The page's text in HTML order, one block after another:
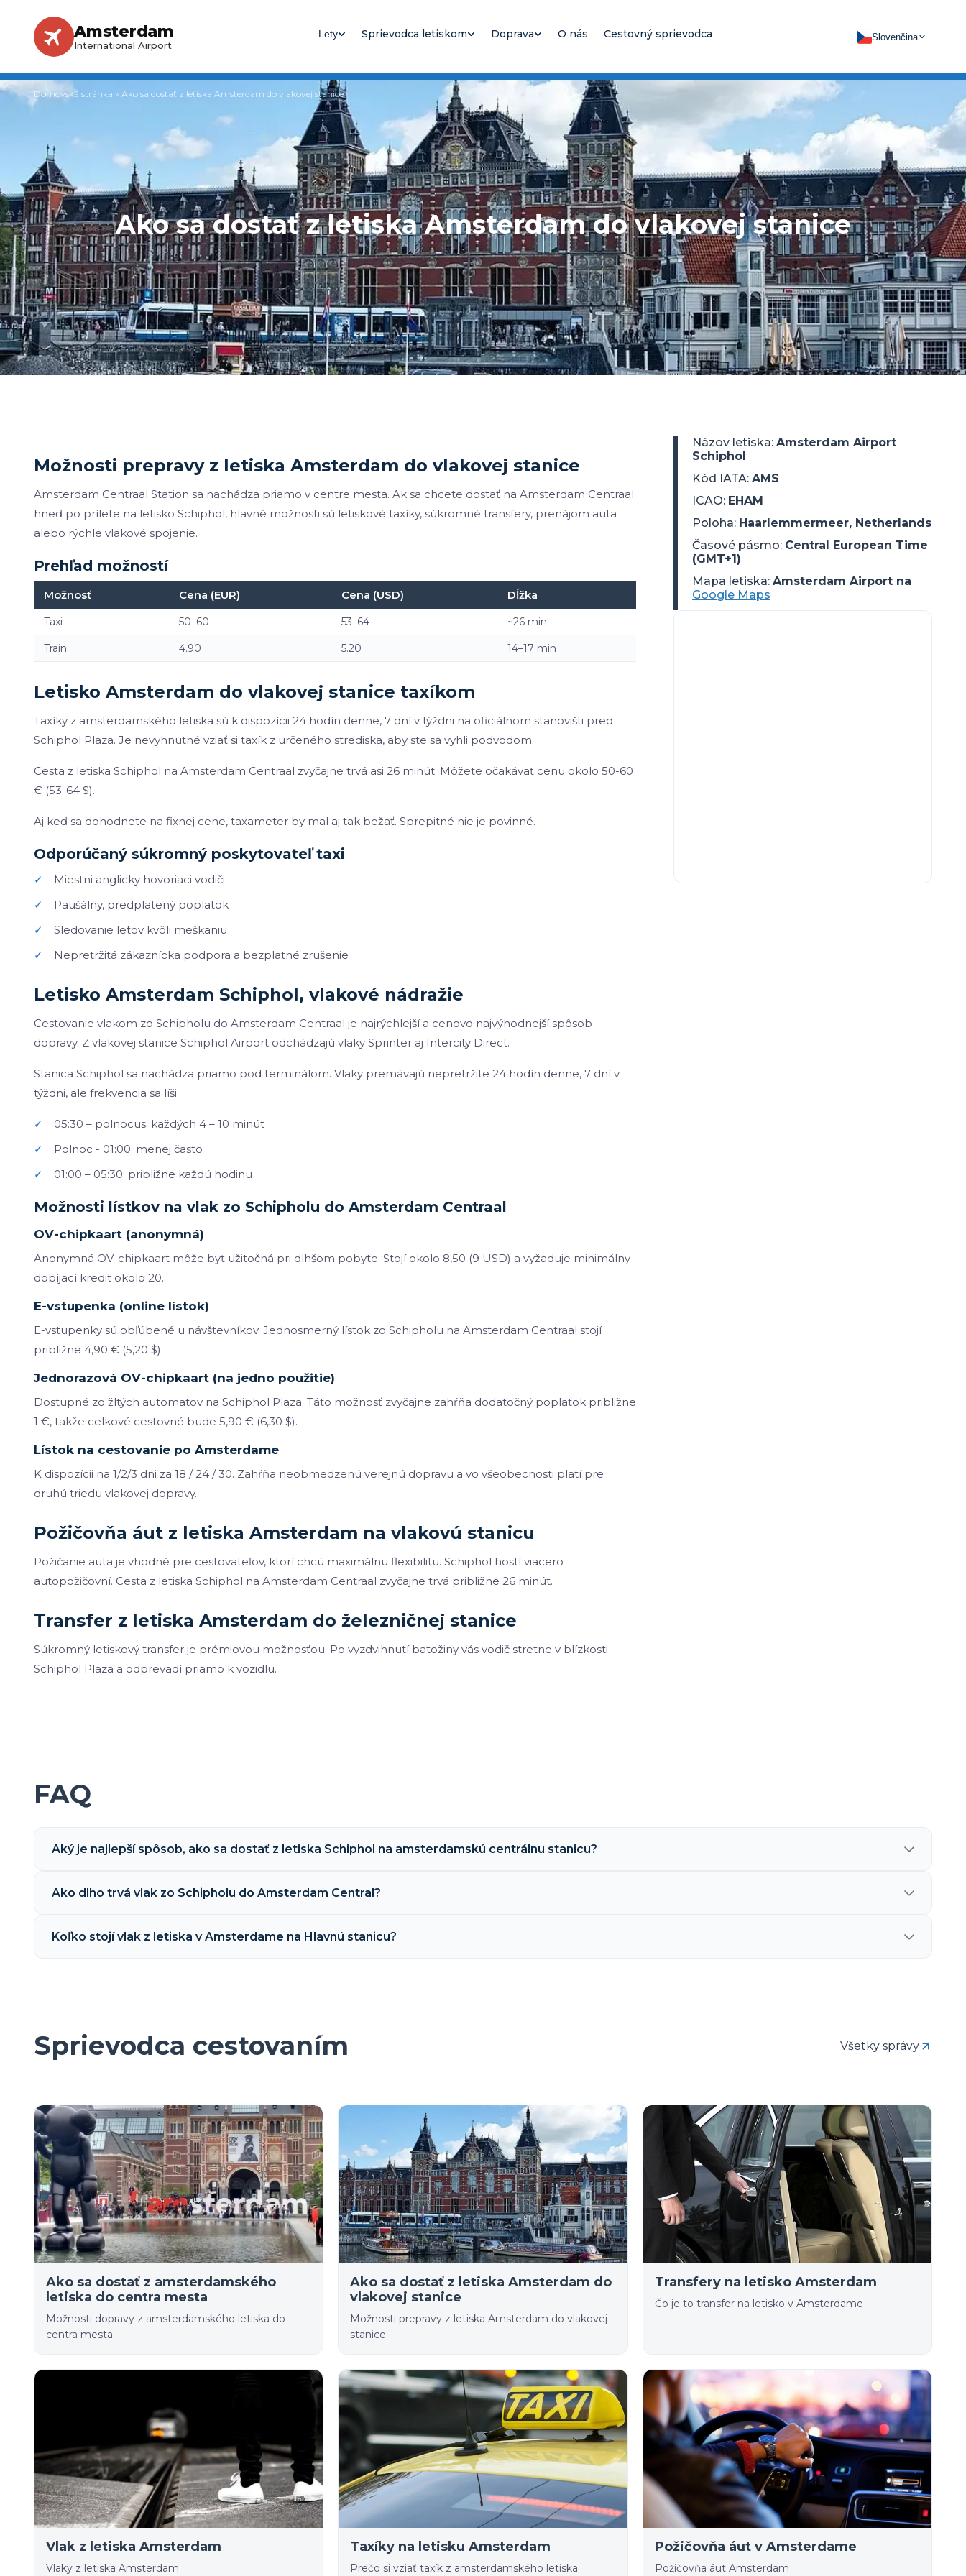
Amsterdam
International Airport
Lety Sprievodca letiskom Doprava O nás Cestovný sprievodca Slovenčina
Domovská stránka » Ako sa dostať z letiska Amsterdam do vlakovej stanice
Ako sa dostať z letiska Amsterdam do vlakovej stanice
Možnosti prepravy z letiska Amsterdam do vlakovej stanice
Amsterdam Centraal Station sa nachádza priamo v centre mesta. Ak sa chcete dostať na Amsterdam Centraal
hneď po prílete na letisko Schiphol, hlavné možnosti sú letiskové taxíky, súkromné transfery, prenájom auta
alebo rýchle vlakové spojenie.
Prehľad možností
Možnosť Cena (EUR) Cena (USD) Dĺžka
Taxi 50–60 53–64 ~26 min
Train 4.90 5.20 14–17 min
Letisko Amsterdam do vlakovej stanice taxíkom
Taxíky z amsterdamského letiska sú k dispozícii 24 hodín denne, 7 dní v týždni na oficiálnom stanovišti pred
Schiphol Plaza. Je nevyhnutné vziať si taxík z určeného strediska, aby ste sa vyhli podvodom.
Cesta z letiska Schiphol na Amsterdam Centraal zvyčajne trvá asi 26 minút. Môžete očakávať cenu okolo 50-60
€ (53-64 $).
Aj keď sa dohodnete na fixnej cene, taxameter by mal aj tak bežať. Sprepitné nie je povinné.
Odporúčaný súkromný poskytovateľ taxi
✓
Miestni anglicky hovoriaci vodiči
✓
Paušálny, predplatený poplatok
✓
Sledovanie letov kvôli meškaniu
✓
Nepretržitá zákaznícka podpora a bezplatné zrušenie
Letisko Amsterdam Schiphol, vlakové nádražie
Cestovanie vlakom zo Schipholu do Amsterdam Centraal je najrýchlejší a cenovo najvýhodnejší spôsob
dopravy. Z vlakovej stanice Schiphol Airport odchádzajú vlaky Sprinter aj Intercity Direct.
Stanica Schiphol sa nachádza priamo pod terminálom. Vlaky premávajú nepretržite 24 hodín denne, 7 dní v
týždni, ale frekvencia sa líši.
✓
05:30 – polnocus: každých 4 – 10 minút
✓
Polnoc - 01:00: menej často
✓
01:00 – 05:30: približne každú hodinu
Možnosti lístkov na vlak zo Schipholu do Amsterdam Centraal
OV-chipkaart (anonymná)
Anonymná OV-chipkaart môže byť užitočná pri dlhšom pobyte. Stojí okolo 8,50 (9 USD) a vyžaduje minimálny
dobíjací kredit okolo 20.
E-vstupenka (online lístok)
E-vstupenky sú obľúbené u návštevníkov. Jednosmerný lístok zo Schipholu na Amsterdam Centraal stojí
približne 4,90 € (5,20 $).
Jednorazová OV-chipkaart (na jedno použitie)
Dostupné zo žltých automatov na Schiphol Plaza. Táto možnosť zvyčajne zahŕňa dodatočný poplatok približne
1 €, takže celkové cestovné bude 5,90 € (6,30 $).
Lístok na cestovanie po Amsterdame
K dispozícii na 1/2/3 dni za 18 / 24 / 30. Zahŕňa neobmedzenú verejnú dopravu a vo všeobecnosti platí pre
druhú triedu vlakovej dopravy.
Požičovňa áut z letiska Amsterdam na vlakovú stanicu
Požičanie auta je vhodné pre cestovateľov, ktorí chcú maximálnu flexibilitu. Schiphol hostí viacero
autopožičovní. Cesta z letiska Schiphol na Amsterdam Centraal zvyčajne trvá približne 26 minút.
Transfer z letiska Amsterdam do železničnej stanice
Súkromný letiskový transfer je prémiovou možnosťou. Po vyzdvihnutí batožiny vás vodič stretne v blízkosti
Schiphol Plaza a odprevadí priamo k vozidlu.
Názov letiska: Amsterdam Airport
Schiphol
Kód IATA: AMS
ICAO: EHAM
Poloha: Haarlemmermeer, Netherlands
Časové pásmo: Central European Time
(GMT+1)
Mapa letiska: Amsterdam Airport na
Google Maps
FAQ
Aký je najlepší spôsob, ako sa dostať z letiska Schiphol na amsterdamskú centrálnu stanicu?
Ako dlho trvá vlak zo Schipholu do Amsterdam Central?
Koľko stojí vlak z letiska v Amsterdame na Hlavnú stanicu?
Sprievodca cestovaním Všetky správy
Ako sa dostať z amsterdamského
letiska do centra mesta
Možnosti dopravy z amsterdamského letiska do
centra mesta
Ako sa dostať z letiska Amsterdam do
vlakovej stanice
Možnosti prepravy z letiska Amsterdam do vlakovej
stanice
Transfery na letisko Amsterdam
Čo je to transfer na letisko v Amsterdame
Vlak z letiska Amsterdam
Vlaky z letiska Amsterdam
Taxíky na letisku Amsterdam
Prečo si vziať taxík z amsterdamského letiska
Požičovňa áut v Amsterdame
Požičovňa áut Amsterdam